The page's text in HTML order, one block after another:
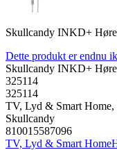
Skullcandy INKD+
Dette produkt er endnu
Skullcandy INKD+
325114
325114
TV, Lyd & Smart Home,
Skullcandy
810015587096
TV, Lyd & Smart Home